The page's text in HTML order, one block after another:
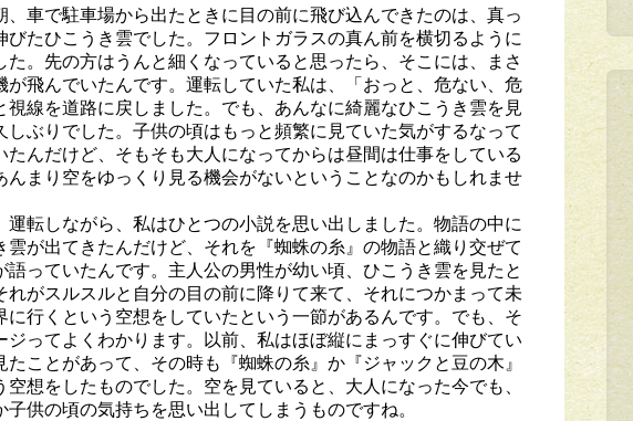
、車で駐車場から出たときに目の前に飛び込んできたのは、真っ
びたひこうき雲でした。フロントガラスの真ん前を横切るように
た。先の方はうんと細くなっていると思ったら、そこには、まさ
が飛んでいたんです。運転していた私は、「おっと、危ない、危
視線を道路に戻しました。でも、あんなに綺麗なひこうき雲を見
しぶりでした。子供の頃はもっと頻繁に見ていた気がするなって
たんだけど、そもそも大人になってからは昼間は仕事をしている
んまり空をゆっくり見る機会がないということなのかもしれませ
運転しながら、私はひとつの小説を思い出しました。物語の中に
雲が出てきたんだけど、それを『蜘蛛の糸』の物語と織り交ぜて
語っていたんです。主人公の男性が幼い頃、ひこうき雲を見たと
れがスルスルと自分の目の前に降りて来て、それにつかまって未
に行くという空想をしていたという一節があるんです。でも、そ
ジってよくわかります。以前、私はほぼ縦にまっすぐに伸びてい
たことがあって、その時も『蜘蛛の糸』か『ジャックと豆の木』
空想をしたものでした。空を見ていると、大人になった今でも、
子供の頃の気持ちを思い出してしまうものですね。